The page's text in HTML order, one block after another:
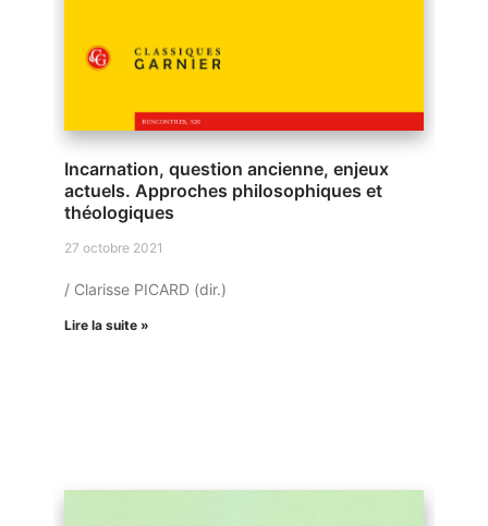
Incarnation, question ancienne, enjeux
actuels. Approches philosophiques et
théologiques
27 octobre 2021
/ Clarisse PICARD (dir.)
Lire la suite »